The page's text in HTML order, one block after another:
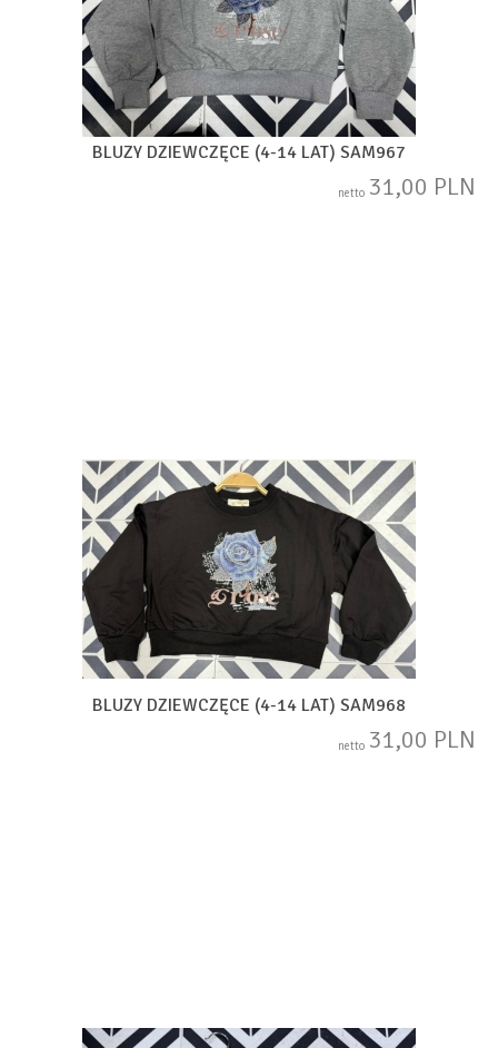
BLUZY DZIEWCZĘCE (4-14 LAT) SAM967
netto 31,00 PLN
BLUZY DZIEWCZĘCE (4-14 LAT) SAM968
netto 31,00 PLN